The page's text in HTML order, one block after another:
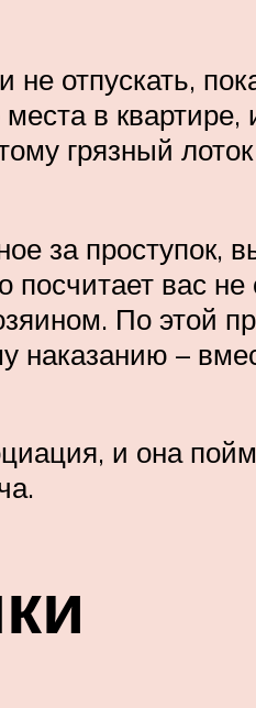
отпускать,
в квартире,
грязный
за проступок,
посчитает вас
По этой
–
и она